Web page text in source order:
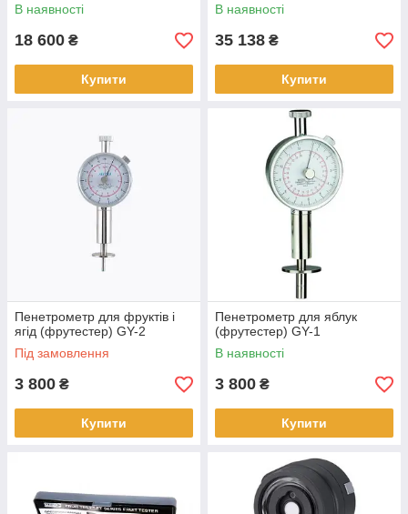
В наявності
18 600 ₴
Купити
В наявності
35 138 ₴
Купити
Пенетрометр для фруктів і
ягід (фрутестер) GY-2
Під замовлення
3 800 ₴
Купити
Пенетрометр для яблук
(фрутестер) GY-1
В наявності
3 800 ₴
Купити